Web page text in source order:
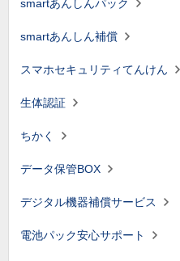
smartあんしんパック
smartあんしん補償
スマホセキュリティてんけん
生体認証
ちかく
データ保管BOX
デジタル機器補償サービス
電池パック安心サポート